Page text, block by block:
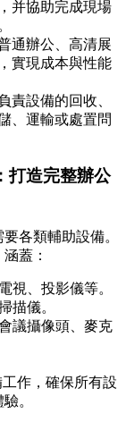
并協助完成現場
通辦公、高清展
實現成本與性能
責設備的回收、
、運輸或處置問
打造完整辦公
各類輔助設備。
蓋：
視、投影儀等。
描儀。
議攝像頭、麥克
作，確保所有設
。